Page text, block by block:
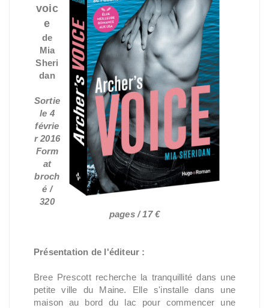
voic
e
de
Mia
Sheri
dan
Sortie
le 4
févrie
r 2016
Form
at
broch
é /
320
pages / 17 €
Présentation de l'éditeur :
Bree Prescott recherche la tranquillité dans une
petite ville du Maine. Elle s'installe dans une
maison au bord du lac pour commencer une